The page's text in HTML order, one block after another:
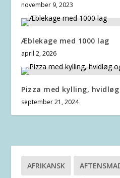
november 9, 2023
Æblekage med 1000 lag
april 2, 2026
Pizza med kylling,
september 21, 2024
AFRIKANSK